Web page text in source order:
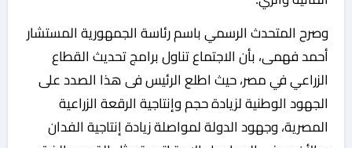
وصرح المتحدث الرسمي باسم رئاسة الجمهورية المستشار
أحمد فهمى، بأن الاجتماع تناول برامج تحديث القطاع
الزراعي في مصر، حيث اطلع الرئيس فى هذا الصدد على
الجهود الوطنية لزيادة حجم وإنتاجية الرقعة الزراعية
المصرية، وجهود الدولة لمواصلة زيادة إنتاجية الفدان